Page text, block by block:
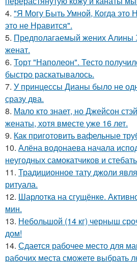
4. "Я Могу Быть Умной, Когда это
это не Нравится".
5. Предполагаемый жених Алины
женат.
6. Торт "Наполеон". Тесто
быстро раскатывалось.
7. У принцессы Дианы было не
сразу два.
8. Мало кто знает, но Джейсон
женаты, хотя вместе уже 16 лет.
9. Как приготовить вафельные
10. Алёна водонаева начала
неугодных самокатчиков и
11. Традиционное тату джоли
ритуала.
12. Шарлотка на сгущёнке.
мин.
13. Небольшой (14 кг) черныш
дом!
14. Сдается рабочее место для
рабочих места сможете выбрать